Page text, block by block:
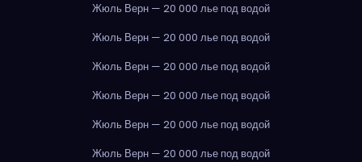
Жюль Верн — 20 000 лье под водой
Жюль Верн — 20 000 лье под водой
Жюль Верн — 20 000 лье под водой
Жюль Верн — 20 000 лье под водой
Жюль Верн — 20 000 лье под водой
Жюль Верн — 20 000 лье под водой